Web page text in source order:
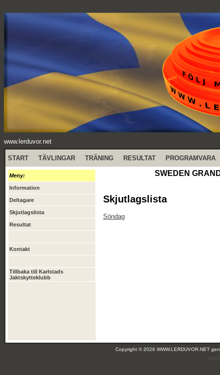
www.lerduvor.net
START TÄVLINGAR TRÄNING RESULTAT PROGRAMVARA
Meny:
Information
Deltagare
Skjutlagslista
Resultat
Kontakt
Tillbaka till Karlstads
Jaktskytteklubb
SWEDEN
Skjutlagslista
Söndag
Copyright © 2026 WWW.LERDUVOR.NET